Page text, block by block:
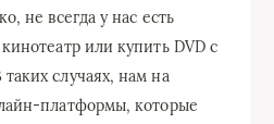
не всегда у нас есть
или купить DVD с
случаях, нам на
платформы, которые